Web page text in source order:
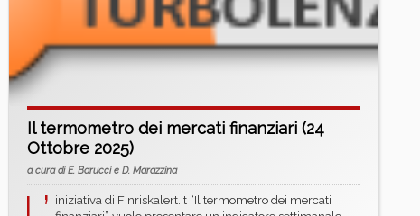
Il termometro dei mercati finanziari (24
Ottobre 2025)
a cura di E. Barucci e D. Marazzina
iniziativa di Finriskalert.it “Il termometro dei mercati